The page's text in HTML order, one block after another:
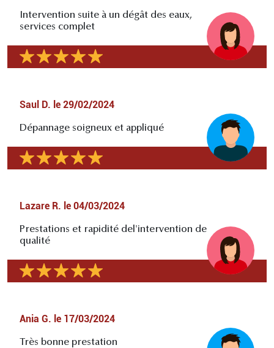
Intervention suite à un dégât des eaux,
services complet
Saul D. le 29/02/2024
Dépannage soigneux et appliqué
Lazare R. le 04/03/2024
Prestations et rapidité del'intervention de
qualité
Ania G. le 17/03/2024
Très bonne prestation